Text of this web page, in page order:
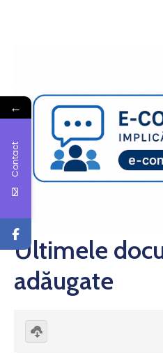
Ultimele
adăugate
←
Contact